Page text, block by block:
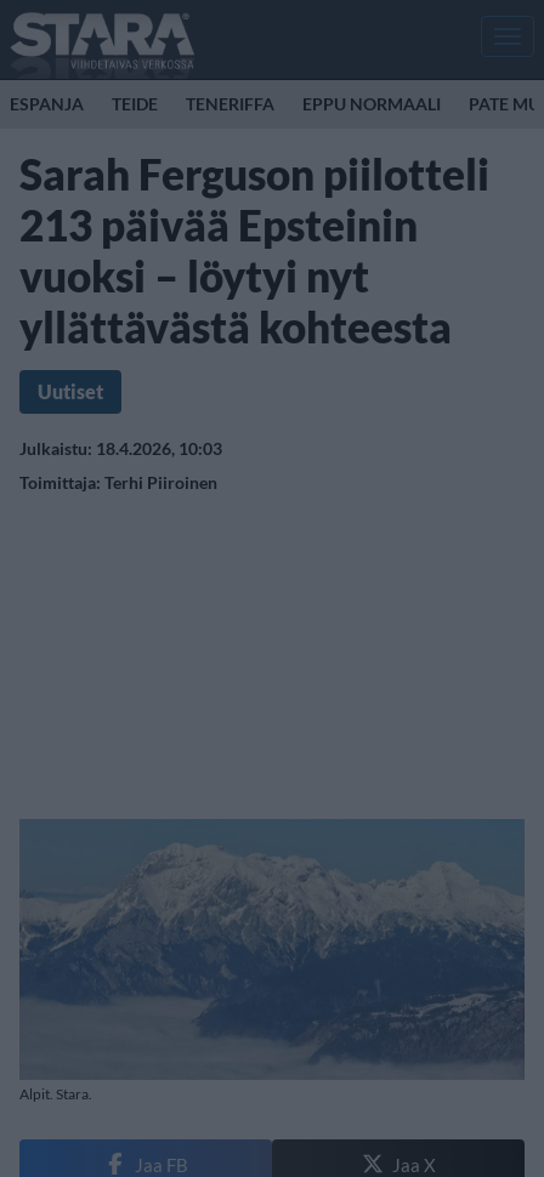
ESPANJA TEIDE TENERIFFA EPPU NORMAALI PATE
Sarah Ferguson piilotteli
213 päivää Epsteinin
vuoksi – löytyi nyt
yllättävästä kohteesta
Uutiset
Julkaistu: 18.4.2026, 10:03
Toimittaja: Terhi Piiroinen
Alpit. Stara.
Jaa FB Jaa X